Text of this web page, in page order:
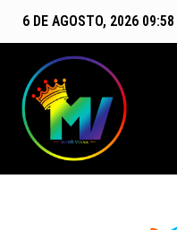
6 DE AGOSTO, 2026 09:58